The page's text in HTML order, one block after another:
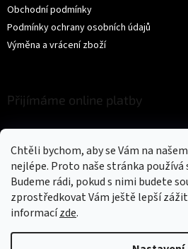
Chtěli bychom, aby se Vám na
nejlépe. Proto naše stránka používá
Budeme rádi, pokud s nimi budete
zprostředkovat Vám ještě lepší
informacízde.
Obchodní podmínky
Podmínky ochrany osobních údajů
Výměna a vrácení zboží
Přijímáme online platby
Vytvořil
. Všechna práva